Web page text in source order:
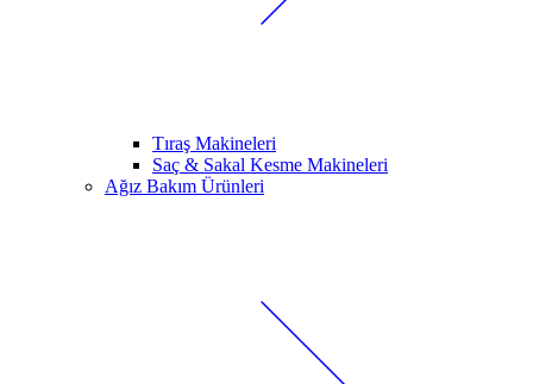
Tıraş Makineleri
Saç & Sakal Kesme Makineleri
Ağız Bakım Ürünleri